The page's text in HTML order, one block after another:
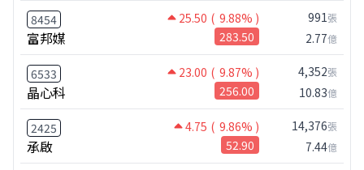
8454 25.50 ( 9.88% )
富邦媒 283.50
991張
2.77億
6533 23.00 ( 9.87% )
晶心科 256.00
4,352張
10.83億
2425 4.75 ( 9.86% )
承啟 52.90
14,376張
7.44億